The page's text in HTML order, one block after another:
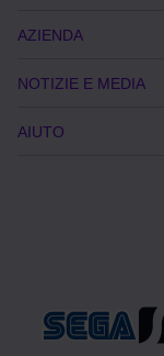
AZIENDA
NOTIZIE E MEDIA
AIUTO